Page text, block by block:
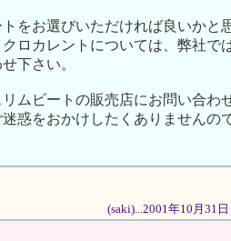
をお選びいただければ良いかと
ロカレントについては、弊社で
下さい。
ムビートの販売店にお問い合わ
惑をおかけしたくありませんの
(saki)...2001年10月31